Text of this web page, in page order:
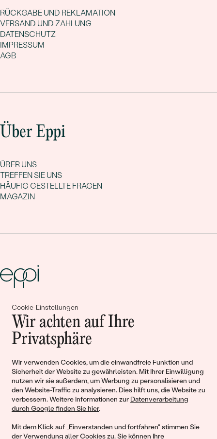
Cookie-Einstellungen
Wir achten auf Ihre
Privatsphäre
Wir verwenden Cookies, um die einwandfreie Funktion und
Sicherheit der Website zu gewährleisten. Mit Ihrer Einwilligung
nutzen wir sie außerdem, um Werbung zu personalisieren und
den Website-Traffic zu analysieren. Dies hilft uns, die Website zu
verbessern. Weitere Informationen zur Datenverarbeitung
durch Google finden Sie hier.
Mit dem Klick auf „Einverstanden und fortfahren" stimmen Sie
der Verwendung aller Cookies zu. Sie können Ihre
RÜCKGABE UND REKLAMATION
VERSAND UND ZAHLUNG
DATENSCHUTZ
IMPRESSUM
AGB
Über Eppi
ÜBER UNS
TREFFEN SIE UNS
HÄUFIG GESTELLTE FRAGEN
MAGAZIN
Gemeinsam erschaffen wir
Geschichten von Schönheit und
Liebe
Begleiten Sie uns!